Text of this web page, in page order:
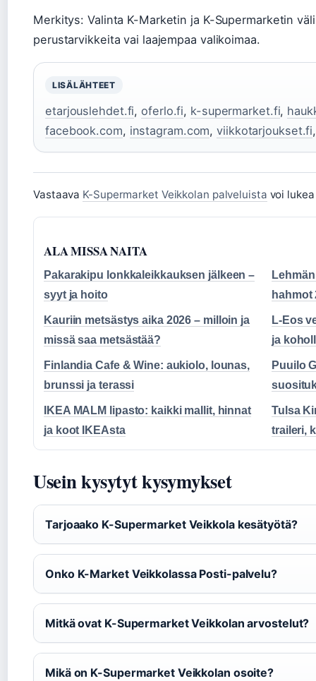
Merkitys: Valinta K-Marketin ja K-Supermarketin
perustarvikkeita vai laajempaa valikoimaa.
LISÄLÄHTEET
etarjouslehdet.fi,oferlo.fi, k-supermarket.fi,
facebook.com, instagram.com,viikkotarjoukset.fi
Vastaava K-Supermarket Veikkolan palveluista voi
ALA MISSA NAITA
Pakarakipu lonkkaleikkauksen jälkeen –
syyt ja hoito
hahmot
Kauriin metsästys aika 2026 – milloin ja
missä saa metsästää?
L-Eos
ja
Finlandia Cafe & Wine: aukiolo, lounas,
brunssi ja terassi
Puuilo
IKEA MALM lipasto: kaikki mallit, hinnat
ja koot IKEAsta
Tulsa
traileri,
Usein kysytyt kysymykset
Tarjoaako K-Supermarket Veikkola kesätyötä?
Onko K-Market Veikkolassa Posti-palvelu?
Mitkä ovat K-Supermarket Veikkolan arvostelut?
Mikä on K-Supermarket Veikkolan osoite?